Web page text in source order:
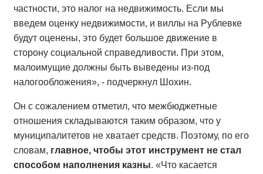
частности, это налог на недвижимость. Если мы
введем оценку недвижимости, и виллы на Рублевке
будут оценены, это будет большое движение в
сторону социальной справедливости. При этом,
малоимущие должны быть выведены из-под
налогообложения», - подчеркнул Шохин.
Он с сожалением отметил, что межбюджетные
отношения складываются таким образом, что у
муниципалитетов не хватает средств. Поэтому, по его
словам, главное, чтобы этот инструмент не стал
способом наполнения казны. «Что касается